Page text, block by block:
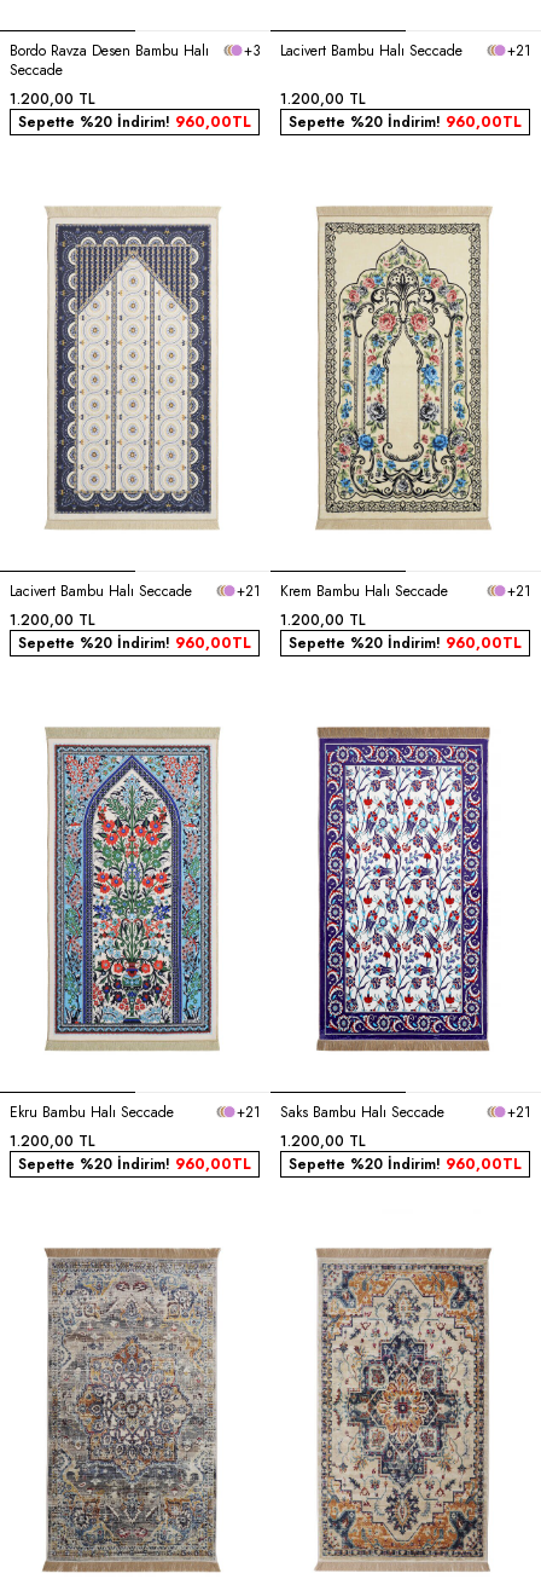
Bordo Ravza Desen Bambu Halı
Seccade
+3
1.200,00 TL
Sepette %20 İndirim! 960,00TL
Lacivert Bambu Halı Seccade +21
1.200,00 TL
Sepette %20 İndirim! 960,00TL
Lacivert Bambu Halı Seccade
+21
1.200,00 TL
Sepette %20 İndirim! 960,00TL
Krem Bambu Halı Seccade
+21
1.200,00 TL
Sepette %20 İndirim! 960,00TL
Ekru Bambu Halı Seccade
+21
1.200,00 TL
Sepette %20 İndirim! 960,00TL
Saks Bambu Halı Seccade
+21
1.200,00 TL
Sepette %20 İndirim! 960,00TL